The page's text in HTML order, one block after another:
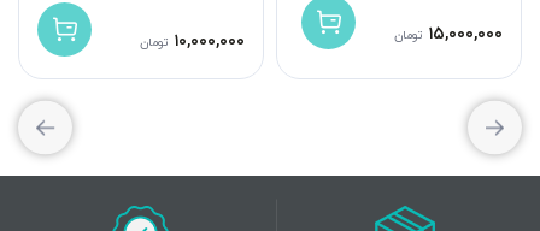
۱۵,۰۰۰,۰۰۰ تومان ۱۰,۰۰۰,۰۰۰ تومان